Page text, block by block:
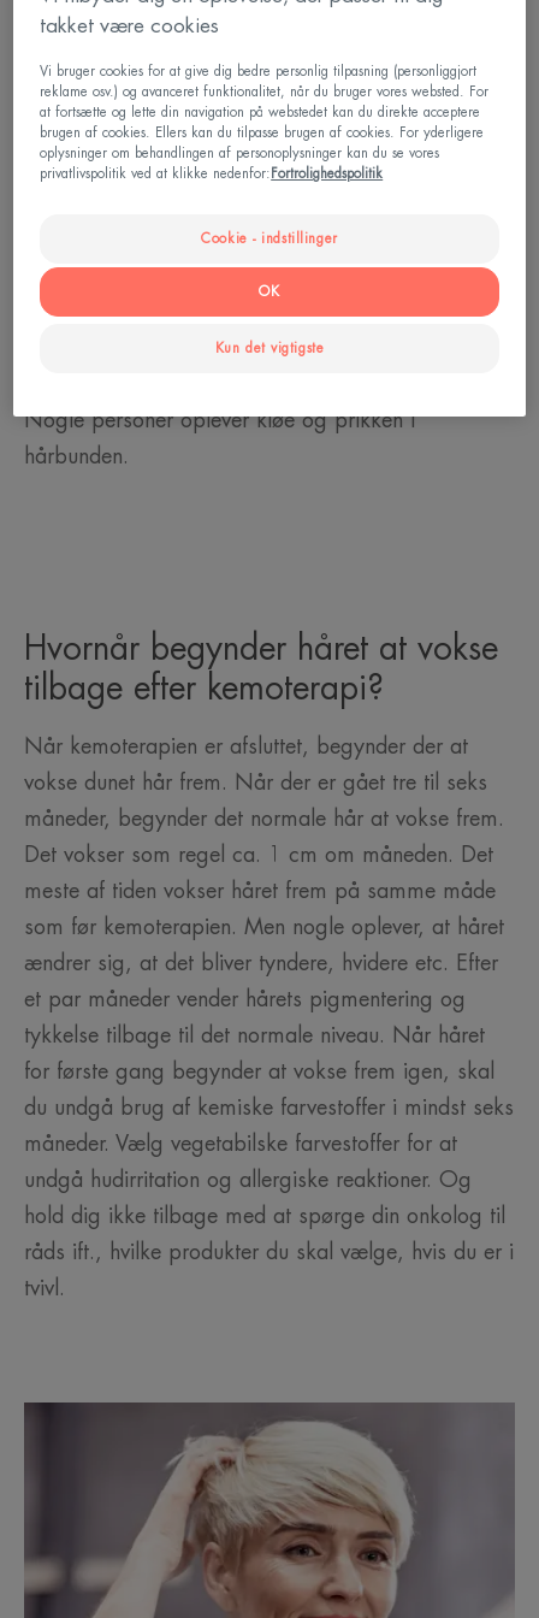
kemoterapi er at ødelægge de kræftceller, der
spreder sig for meget. Desværre påvirker denne
behandling også sunde celler, som f.eks. cellerne i
hårsækken. Og dette resulterer i, at håret falder af.
Hårtab kan opstå mere eller mindre pludseligt, alt
Derfor er det ikke alle, der bliver ramt af alopeci.
Hårets modstandsdygtighed og mængden af
kemoterapi kan også spille en rolle ift. hårtab,
Nogle personer oplever kløe og prikken i
hårbunden.
Hvornår begynder håret at vokse
tilbage efter kemoterapi?
Når kemoterapien er afsluttet, begynder der at
vokse dunet hår frem. Når der er gået tre til seks
måneder, begynder det normale hår at vokse frem.
Det vokser som regel ca. 1 cm om måneden. Det
meste af tiden vokser håret frem på samme måde
som før kemoterapien. Men nogle oplever, at håret
ændrer sig, at det bliver tyndere, hvidere etc. Efter
et par måneder vender hårets pigmentering og
tykkelse tilbage til det normale niveau. Når håret
for første gang begynder at vokse frem igen, skal
du undgå brug af kemiske farvestoffer i mindst seks
måneder. Vælg vegetabilske farvestoffer for at
undgå hudirritation og allergiske reaktioner. Og
hold dig ikke tilbage med at spørge din onkolog til
råds ift., hvilke produkter du skal vælge, hvis du er i
tvivl.
takket være cookies
Vi bruger cookies for at give dig bedre personlig tilpasning (personliggjort
reklame osv.) og avanceret funktionalitet, når du bruger vores websted. For
at fortsætte og lette din navigation på webstedet kan du direkte acceptere
brugen af cookies. Ellers kan du tilpasse brugen af cookies. For yderligere
oplysninger om behandlingen af personoplysninger kan du se vores
privatlivspolitik ved at klikke nedenfor: Fortrolighedspolitik
Cookie - indstillinger
Kun det vigtigste
OK